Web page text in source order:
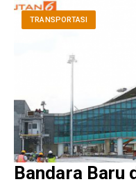
TRANSPORTASI
Bandara Baru